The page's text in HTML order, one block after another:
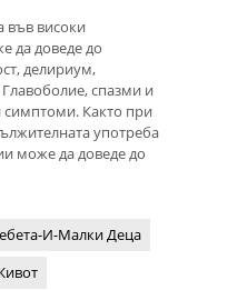
във високи
да доведе до
делириум,
спазми и
Както при
употреба
може да доведе до
И-Малки Деца